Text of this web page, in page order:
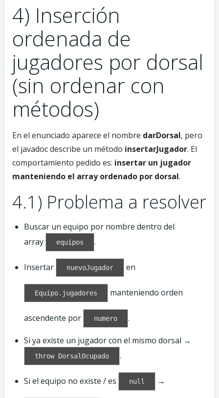
4) Inserción
ordenada de
jugadores por dorsal
(sin ordenar con
métodos)
En el enunciado aparece el nombre darDorsal, pero
el javadoc describe un método insertarJugador. El
comportamiento pedido es: insertar un jugador
manteniendo el array ordenado por dorsal.
4.1) Problema a resolver
Buscar un equipo por nombre dentro del
array
equipos .
Insertar nuevoJugador en
Equipo.jugadores manteniendo orden
ascendente por numero .
Si ya existe un jugador con el mismo dorsal →
throw DorsalOcupado .
Si el equipo no existe / es null →